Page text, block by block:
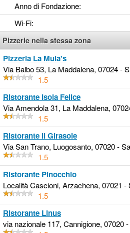
Anno di Fondazione:
Wi-Fi:
Pizzerie nella stessa zona
Pizzeria La Mula's
Via Balbo 53, La Maddalena, 07024 -
1.5
Ristorante Isola Felice
Via Amendola 31, La Maddalena,
1.5
Ristorante Il Girasole
Via San Trano, Luogosanto, 07020 -
1.5
Ristorante Pinocchio
Località Cascioni, Arzachena, 07021 -
1.5
Ristorante Linus
via nazionale 117, Cannigione, 07020